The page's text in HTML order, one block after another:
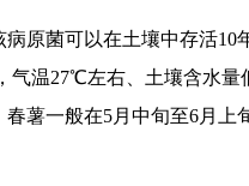
原菌可以在土壤中存活
温27℃左右、土壤含水量
薯一般在5月中旬至6月上